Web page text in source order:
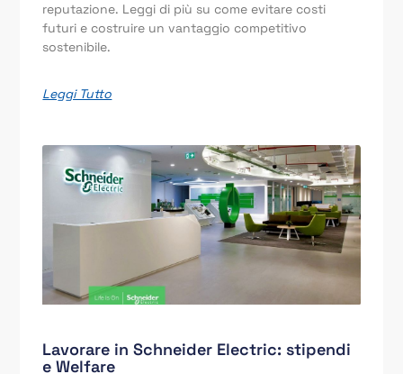
reputazione. Leggi di più su come evitare costi
futuri e costruire un vantaggio competitivo
sostenibile.
Leggi Tutto
Lavorare in Schneider Electric: stipendi
e Welfare